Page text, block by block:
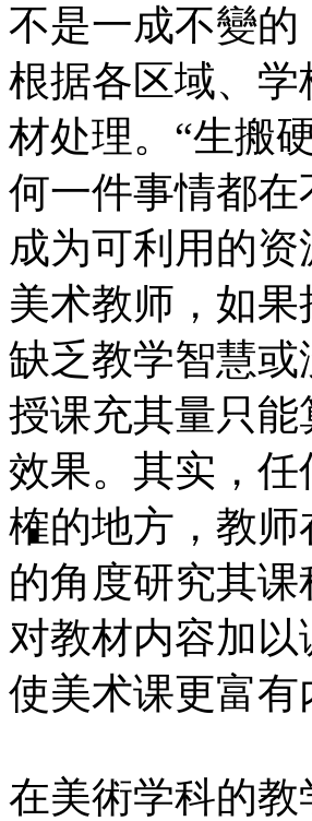
不是一成不變
根据各区域、
材处理。“生搬
何一件事情都在
成为可利用的
美术教师，如
缺乏教学智慧
授课充其量只能
效果。其实，
榷的地方，教师
的角度研究其
对教材内容加
使美术课更富
在美術学科的